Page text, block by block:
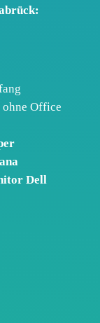
Office
Dell